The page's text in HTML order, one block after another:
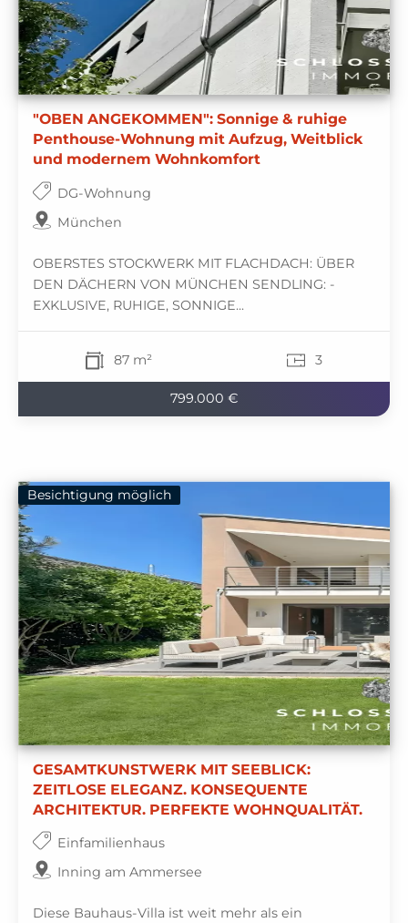
"OBEN ANGEKOMMEN": Sonnige & ruhige
Penthouse-Wohnung mit Aufzug, Weitblick
und modernem Wohnkomfort
DG-Wohnung
München
OBERSTES STOCKWERK MIT FLACHDACH: ÜBER
DEN DÄCHERN VON MÜNCHEN SENDLING: -
EXKLUSIVE, RUHIGE, SONNIGE...
87 m² 3
799.000 €
Besichtigung möglich
GESAMTKUNSTWERK MIT SEEBLICK:
ZEITLOSE ELEGANZ. KONSEQUENTE
ARCHITEKTUR. PERFEKTE WOHNQUALITÄT.
Einfamilienhaus
Inning am Ammersee
Diese Bauhaus-Villa ist weit mehr als ein